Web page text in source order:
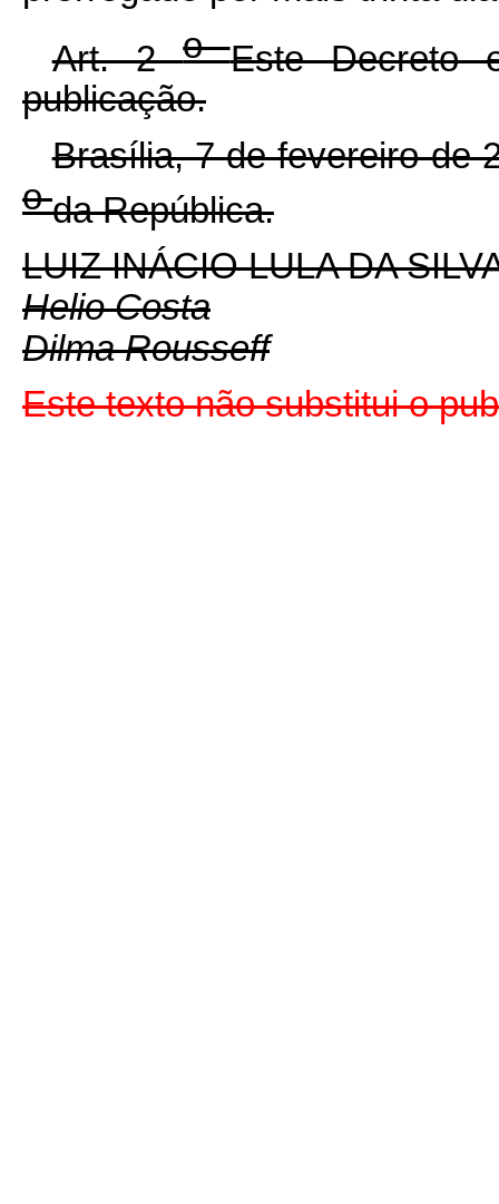
Art. 2oEste Decreto
publicação.
Brasília, 7 de fevereiro de
oda República.
LUIZ INÁCIO LULA DA
Helio Costa
Dilma Rousseff
Este texto não substitui o